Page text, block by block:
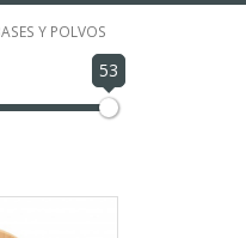
Y POLVOS
53